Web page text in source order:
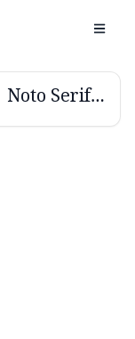
Noto Serif Malayalam